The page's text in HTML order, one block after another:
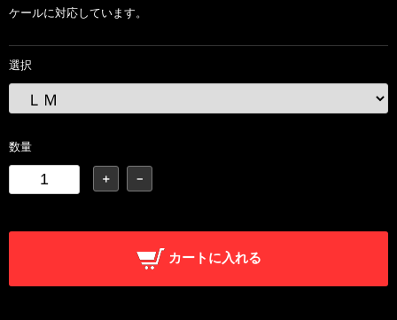
ケールに対応しています。
選択
数量
＋ －
カートに入れる